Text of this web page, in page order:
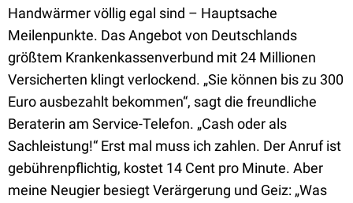
Handwärmer völlig egal sind – Hauptsache
Meilenpunkte. Das Angebot von Deutschlands
größtem Krankenkassenverbund mit 24 Millionen
Versicherten klingt verlockend. „Sie können bis zu 300
Euro ausbezahlt bekommen“, sagt die freundliche
Beraterin am Service-Telefon. „Cash oder als
Sachleistung!“ Erst mal muss ich zahlen. Der Anruf ist
gebührenpflichtig, kostet 14 Cent pro Minute. Aber
meine Neugier besiegt Verärgerung und Geiz: „Was